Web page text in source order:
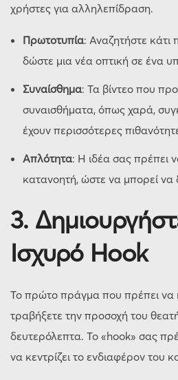
χρήστες για αλληλεπίδραση.
Πρωτοτυπία: Αναζητήστε κάτι
δώστε μια νέα οπτική σε ένα
Συναίσθημα: Τα βίντεο που
συναισθήματα, όπως χαρά,
έχουν περισσότερες
Απλότητα: Η ιδέα σας πρέπει
κατανοητή, ώστε να μπορεί να
3.
Ισχυρό Hook
Το πρώτο πράγμα που πρέπει να
τραβήξετε την προσοχή του
δευτερόλεπτα. Το «hook» σας
να κεντρίζει το ενδιαφέρον του